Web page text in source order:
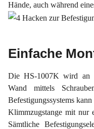
Hände, auch während
Einfache
Die HS-1007K wird an
Wand mittels
Befestigungssystems
Klimmzugstange mit nur
Sämtliche